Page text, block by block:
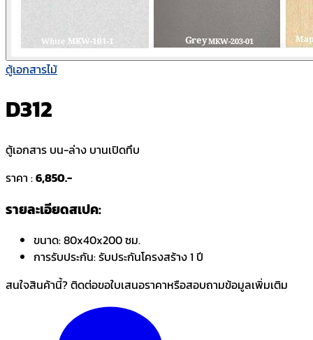
ตู้เอกสารไม้
D312
ตู้เอกสาร บน-ล่าง บานเปิดทึบ
ราคา :6,850.-
รายละเอียดสเปค:
ขนาด:80x40x200 ซม.
การรับประกัน:รับประกันโครงสร้าง 1 ปี
สนใจสินค้านี้? ติดต่อขอใบเสนอราคาหรือสอบถามข้อมูลเพิ่มเติม